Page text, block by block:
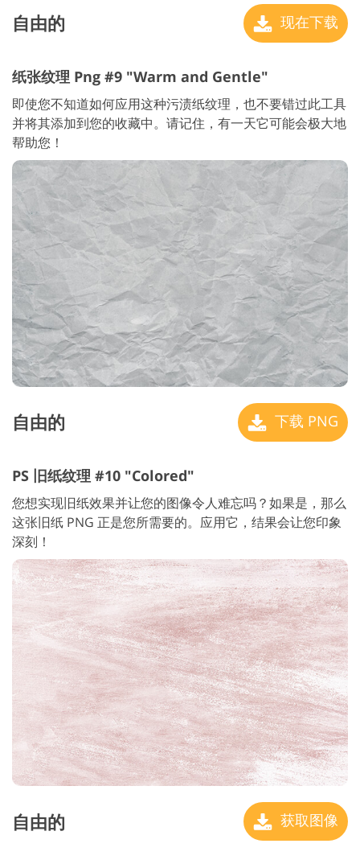
自由的 现在下载
纸张纹理 Png #9 "Warm and Gentle"
即使您不知道如何应用这种污渍纸纹理，也不要错过此工具
并将其添加到您的收藏中。请记住，有一天它可能会极大地
帮助您！
自由的 下载 PNG
PS 旧纸纹理 #10 "Colored"
您想实现旧纸效果并让您的图像令人难忘吗？如果是，那么
这张旧纸 PNG 正是您所需要的。应用它，结果会让您印象
深刻！
自由的 获取图像